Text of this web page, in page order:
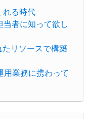
れる時代
者に知って欲し
たリソースで構築
用業務に携わって